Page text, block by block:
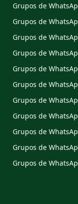
Grupos de
Grupos de
Grupos de
Grupos de
Grupos de
Grupos de
Grupos de
Grupos de
Grupos de
Grupos de
Grupos de